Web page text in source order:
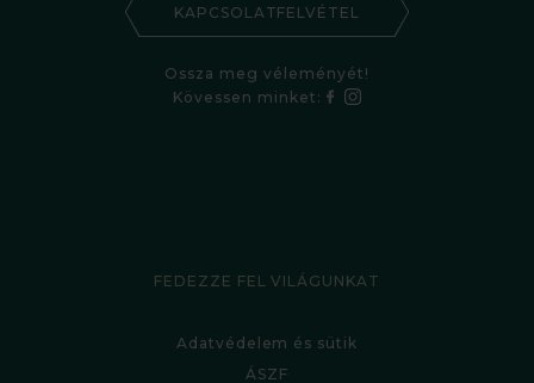
KAPCSOLATFELVÉTEL
Ossza meg véleményét!
Kövessen minket:
FEDEZZE FEL VILÁGUNKAT
Adatvédelem és sütik
ÁSZF